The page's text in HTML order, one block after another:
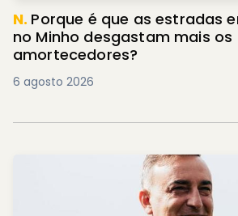
N. Porque é que as estradas
no Minho desgastam mais os
amortecedores?
6 agosto 2026